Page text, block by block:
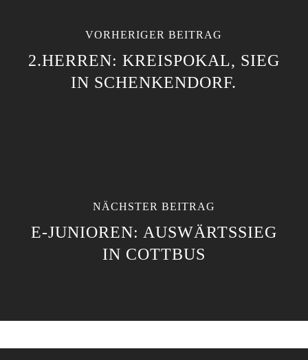
VORHERIGER BEITRAG
2.HERREN: KREISPOKAL, SIEG
IN SCHENKENDORF.
NÄCHSTER BEITRAG
E-JUNIOREN: AUSWÄRTSSIEG
IN COTTBUS